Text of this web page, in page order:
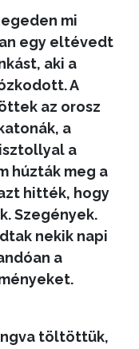
mi
egy eltévedt
aki a
A
az orosz
a
a
húzták meg a
hitték, hogy
Szegények.
nekik napi
a
töltöttük,